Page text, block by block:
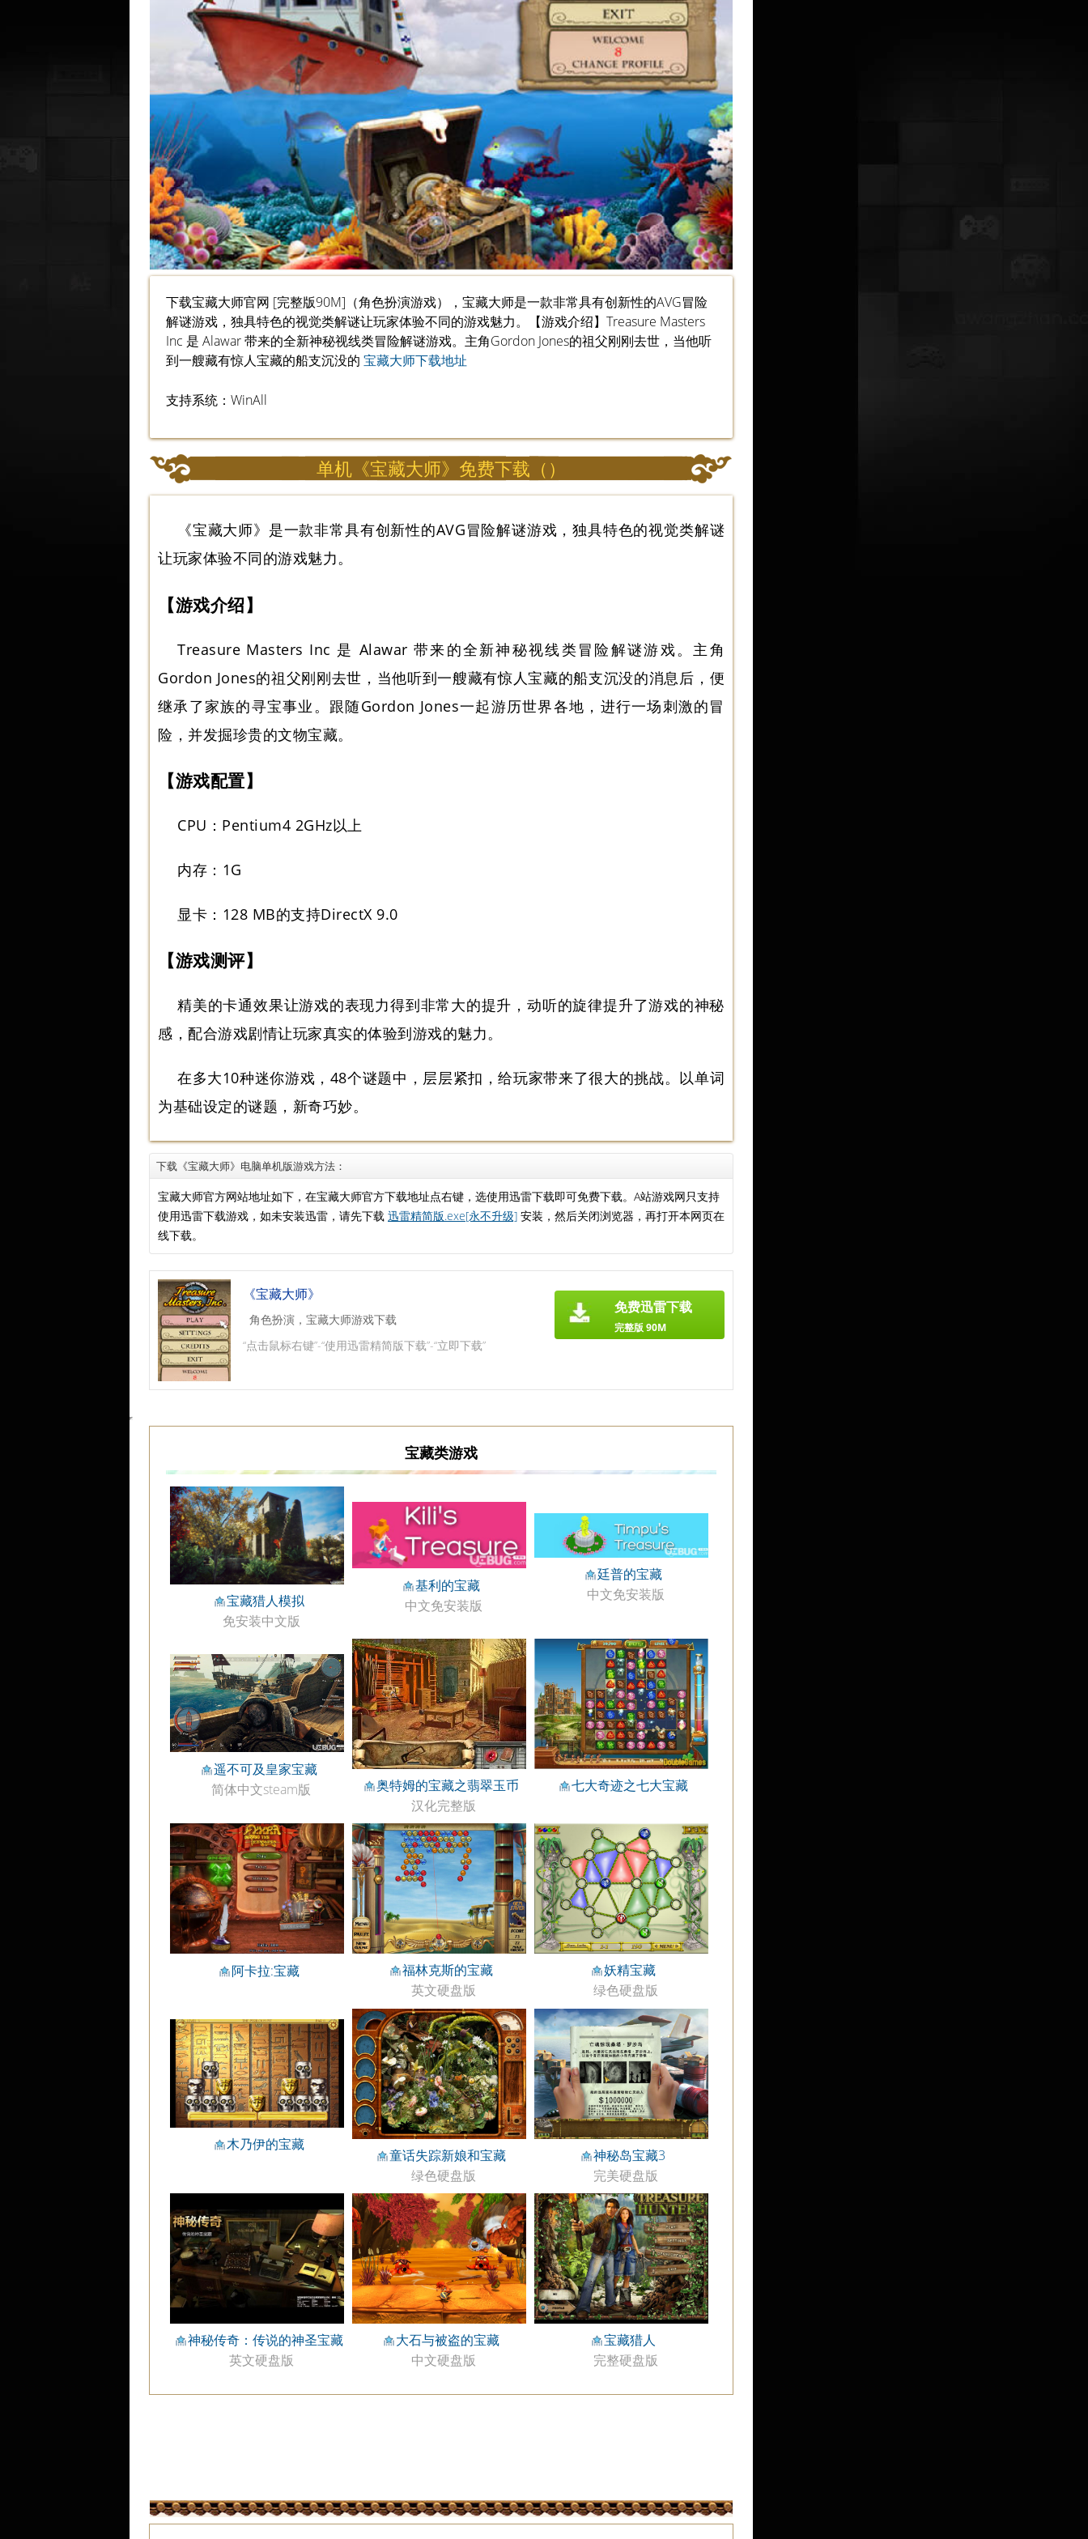
下载宝藏大师官网 [完整版90M]（角色扮演游戏），宝藏大师是一款非常具有创新性的AVG冒险
解谜游戏，独具特色的视觉类解谜让玩家体验不同的游戏魅力。【游戏介绍】Treasure Masters
Inc 是 Alawar 带来的全新神秘视线类冒险解谜游戏。主角Gordon Jones的祖父刚刚去世，当他听
到一艘藏有惊人宝藏的船支沉没的 宝藏大师下载地址
支持系统：WinAll
单机《宝藏大师》免费下载（）
《宝藏大师》是一款非常具有创新性的AVG冒险解谜游戏，独具特色的视觉类解谜
让玩家体验不同的游戏魅力。
【游戏介绍】
Treasure Masters Inc 是 Alawar 带来的全新神秘视线类冒险解谜游戏。主角
Gordon Jones的祖父刚刚去世，当他听到一艘藏有惊人宝藏的船支沉没的消息后，便
继承了家族的寻宝事业。跟随Gordon Jones一起游历世界各地，进行一场刺激的冒
险，并发掘珍贵的文物宝藏。
【游戏配置】
CPU：Pentium4 2GHz以上
内存：1G
显卡：128 MB的支持DirectX 9.0
【游戏测评】
精美的卡通效果让游戏的表现力得到非常大的提升，动听的旋律提升了游戏的神秘
感，配合游戏剧情让玩家真实的体验到游戏的魅力。
在多大10种迷你游戏，48个谜题中，层层紧扣，给玩家带来了很大的挑战。以单词
为基础设定的谜题，新奇巧妙。
下载《宝藏大师》电脑单机版游戏方法：
宝藏大师官方网站地址如下，在宝藏大师官方下载地址点右键，选使用迅雷下载即可免费下载。A站游戏网只支持
使用迅雷下载游戏，如未安装迅雷，请先下载 迅雷精简版.exe[永不升级] 安装，然后关闭浏览器，再打开本网页在
线下载。
《宝藏大师》
角色扮演，宝藏大师游戏下载
“点击鼠标右键”-“使用迅雷精简版下载”-“立即下载”
免费迅雷下载
完整版 90M
宝藏类游戏
宝藏猎人模拟
免安装中文版
基利的宝藏
中文免安装版
廷普的宝藏
中文免安装版
遥不可及皇家宝藏
简体中文steam版
奥特姆的宝藏之翡翠玉币
汉化完整版
七大奇迹之七大宝藏
阿卡拉:宝藏
福林克斯的宝藏
英文硬盘版
妖精宝藏
绿色硬盘版
木乃伊的宝藏
童话失踪新娘和宝藏
绿色硬盘版
神秘岛宝藏3
完美硬盘版
神秘传奇：传说的神圣宝藏
英文硬盘版
大石与被盗的宝藏
中文硬盘版
宝藏猎人
完整硬盘版